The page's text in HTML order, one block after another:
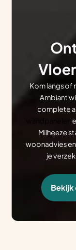
Kom langs of
Ambiant
complete
Milheeze
woonadvies
je
Bekijk